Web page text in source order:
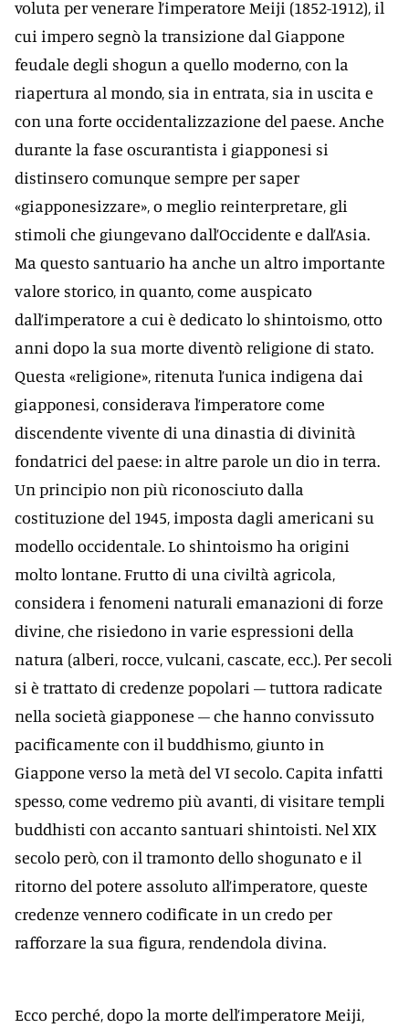
voluta per venerare l’imperatore Meiji (1852-1912), il
cui impero segnò la transizione dal Giappone
feudale degli shogun a quello moderno, con la
riapertura al mondo, sia in entrata, sia in uscita e
con una forte occidentalizzazione del paese. Anche
durante la fase oscurantista i giapponesi si
distinsero comunque sempre per saper
«giapponesizzare», o meglio reinterpretare, gli
stimoli che giungevano dall’Occidente e dall’Asia.
Ma questo santuario ha anche un altro importante
valore storico, in quanto, come auspicato
dall’imperatore a cui è dedicato lo shintoismo, otto
anni dopo la sua morte diventò religione di stato.
Questa «religione», ritenuta l’unica indigena dai
giapponesi, considerava l’imperatore come
discendente vivente di una dinastia di divinità
fondatrici del paese: in altre parole un dio in terra.
Un principio non più riconosciuto dalla
costituzione del 1945, imposta dagli americani su
modello occidentale. Lo shintoismo ha origini
molto lontane. Frutto di una civiltà agricola,
considera i fenomeni naturali emanazioni di forze
divine, che risiedono in varie espressioni della
natura (alberi, rocce, vulcani, cascate, ecc.). Per secoli
si è trattato di credenze popolari – tuttora radicate
nella società giapponese – che hanno convissuto
pacificamente con il buddhismo, giunto in
Giappone verso la metà del VI secolo. Capita infatti
spesso, come vedremo più avanti, di visitare templi
buddhisti con accanto santuari shintoisti. Nel XIX
secolo però, con il tramonto dello shogunato e il
ritorno del potere assoluto all’imperatore, queste
credenze vennero codificate in un credo per
rafforzare la sua figura, rendendola divina.
Ecco perché, dopo la morte dell’imperatore Meiji,